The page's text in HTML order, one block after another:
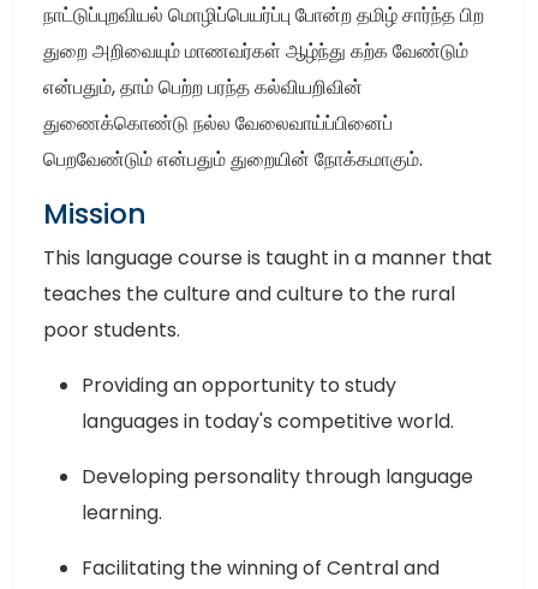
நாட்டுப்புறவியல் மொழிப்பெயர்ப்பு போன்ற தமிழ் சார்ந்த பிற
துறை அறிவையும் மாணவர்கள் ஆழ்ந்து கற்க வேண்டும்
என்பதும், தாம் பெற்ற பரந்த கல்வியறிவின்
துணைக்கொண்டு நல்ல வேலைவாய்ப்பினைப்
பெறவேண்டும் என்பதும் துறையின் நோக்கமாகும்.
Mission
This language course is taught in a manner that
teaches the culture and culture to the rural
poor students.
Providing an opportunity to study
languages ​​in today's competitive world.
Developing personality through language
learning.
Facilitating the winning of Central and